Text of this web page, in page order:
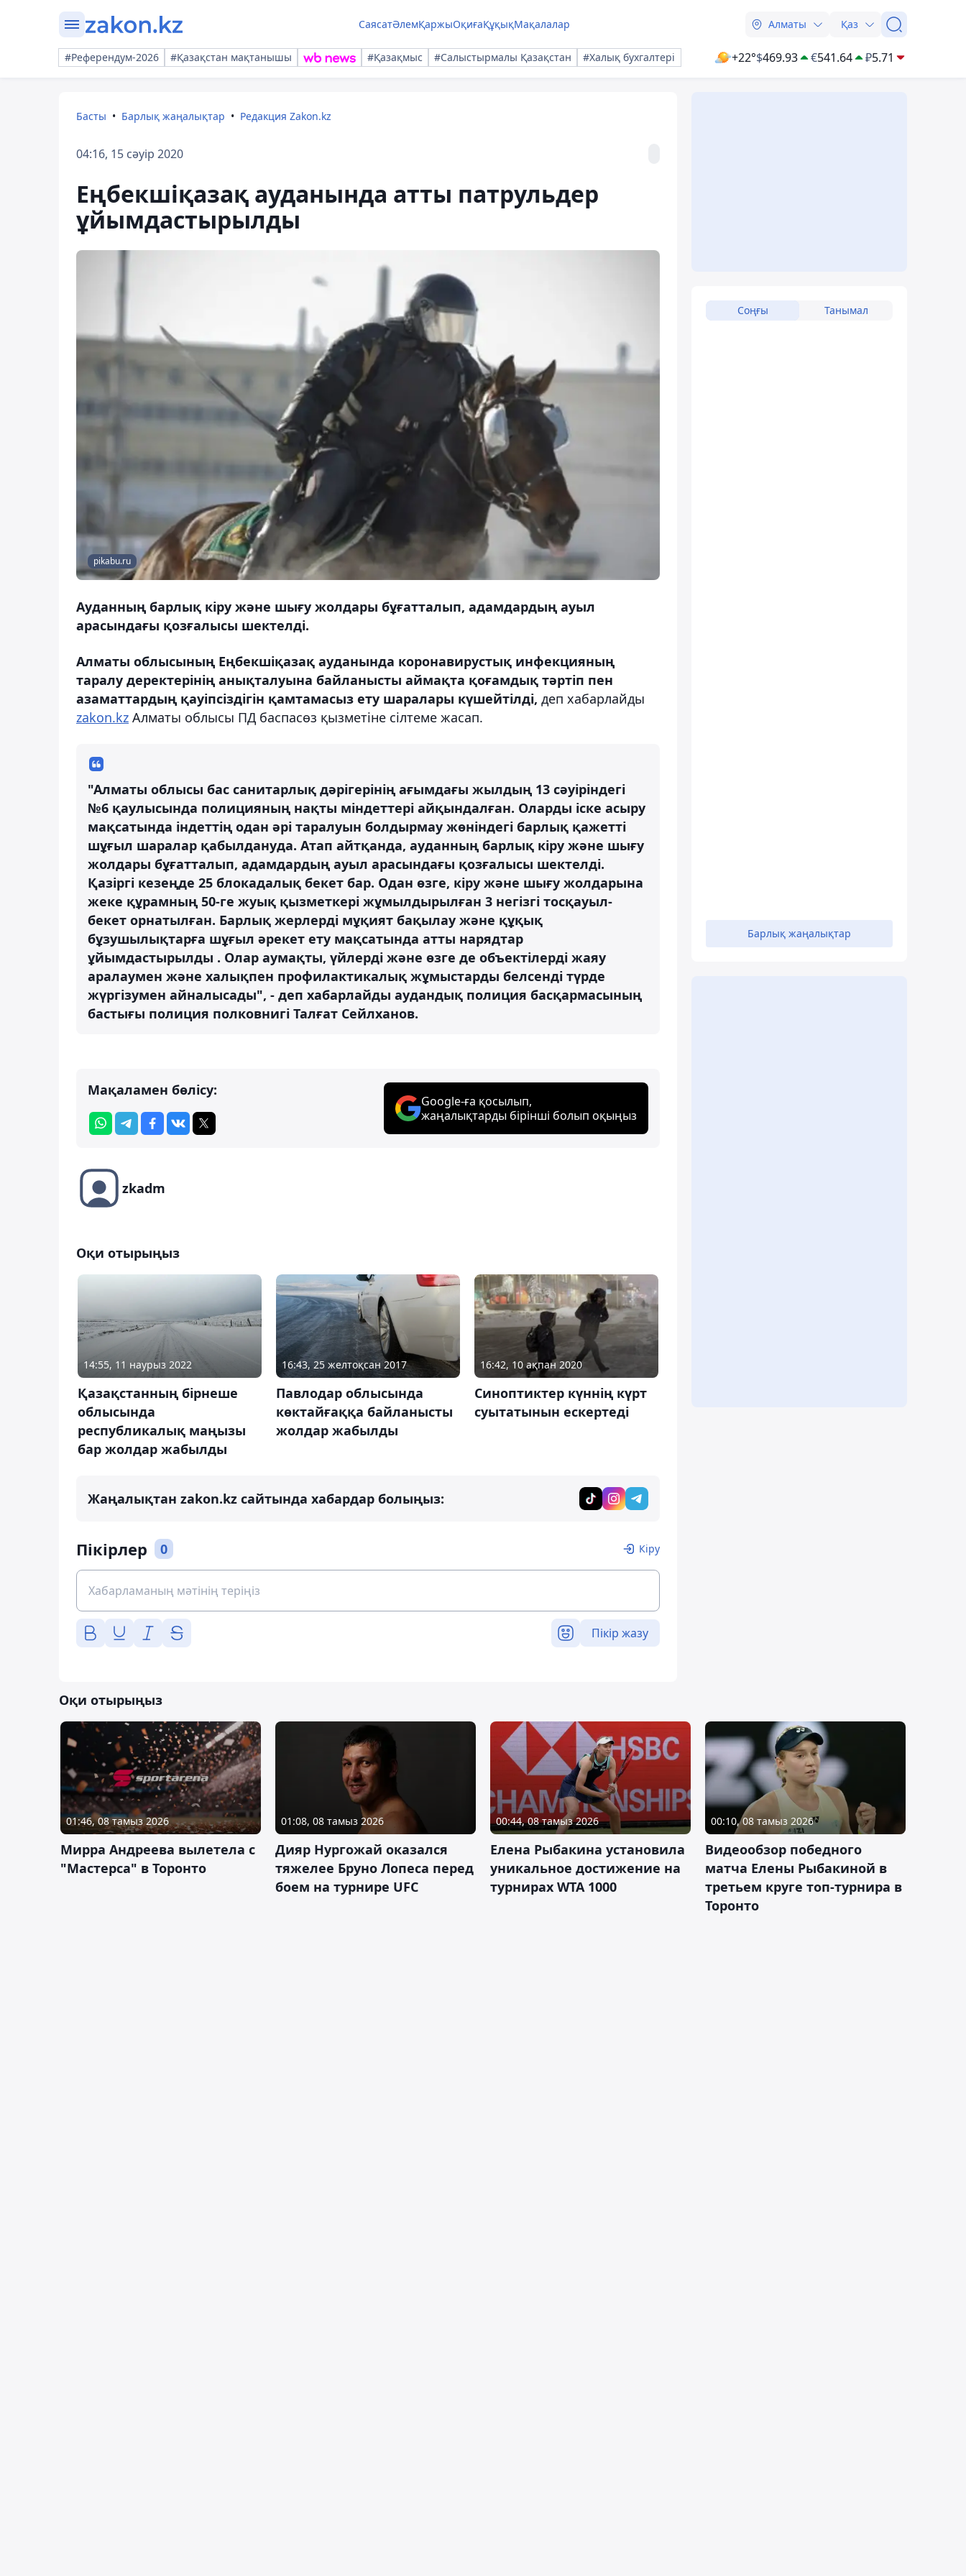
СаясатӘлемҚаржыОқиғаҚұқықМақалалар Алматы Қаз
#Референдум-2026 #Қазақстан мақтанышы #Қазақмыс #Салыстырмалы Қазақстан #Халық бухгалтері +22°$469.93 €541.64 ₽5.71
Басты Барлық жаңалықтар Редакция Zakon.kz
04:16, 15 сәуір 2020
Еңбекшіқазақ ауданында атты патрульдер
ұйымдастырылды
pikabu.ru
Ауданның барлық кіру және шығу жолдары бұғатталып, адамдардың ауыл
арасындағы қозғалысы шектелді.
Алматы облысының Еңбекшіқазақ ауданында коронавирустық инфекцияның
таралу деректерінің анықталуына байланысты аймақта қоғамдық тәртіп пен
азаматтардың қауіпсіздігін қамтамасыз ету шаралары күшейтілді, деп хабарлайды
zakon.kz Алматы облысы ПД баспасөз қызметіне сілтеме жасап.
"Алматы облысы бас санитарлық дәрігерінің ағымдағы жылдың 13 сәуіріндегі
№6 қаулысында полицияның нақты міндеттері айқындалған. Оларды іске асыру
мақсатында індеттің одан әрі таралуын болдырмау жөніндегі барлық қажетті
шұғыл шаралар қабылдануда. Атап айтқанда, ауданның барлық кіру және шығу
жолдары бұғатталып, адамдардың ауыл арасындағы қозғалысы шектелді.
Қазіргі кезеңде 25 блокадалық бекет бар. Одан өзге, кіру және шығу жолдарына
жеке құрамның 50-ге жуық қызметкері жұмылдырылған 3 негізгі тосқауыл-
бекет орнатылған. Барлық жерлерді мұқият бақылау және құқық
бұзушылықтарға шұғыл әрекет ету мақсатында атты нарядтар
ұйымдастырылды . Олар аумақты, үйлерді және өзге де объектілерді жаяу
аралаумен және халықпен профилактикалық жұмыстарды белсенді түрде
жүргізумен айналысады", - деп хабарлайды аудандық полиция басқармасының
бастығы полиция полковнигі Талғат Сейлханов.
Мақаламен бөлісу:
Google-ға қосылып,
жаңалықтарды бірінші болып оқыңыз
zkadm
Оқи отырыңыз
14:55, 11 наурыз 2022
Қазақстанның бірнеше
облысында
республикалық маңызы
бар жолдар жабылды
16:43, 25 желтоқсан 2017
Павлодар облысында
көктайғаққа байланысты
жолдар жабылды
16:42, 10 ақпан 2020
Синоптиктер күннің күрт
суытатынын ескертеді
Жаңалықтан zakon.kz сайтында хабардар болыңыз:
Пікірлер 0 Кіру
Пікір жазу
Соңғы Танымал
Барлық жаңалықтар
Оқи отырыңыз
01:46, 08 тамыз 2026
Мирра Андреева вылетела с
"Мастерса" в Торонто
01:08, 08 тамыз 2026
Дияр Нургожай оказался
тяжелее Бруно Лопеса перед
боем на турнире UFC
00:44, 08 тамыз 2026
Елена Рыбакина установила
уникальное достижение на
турнирах WTA 1000
00:10, 08 тамыз 2026
Видеообзор победного
матча Елены Рыбакиной в
третьем круге топ-турнира в
Торонто